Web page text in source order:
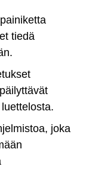
tiedä
joka